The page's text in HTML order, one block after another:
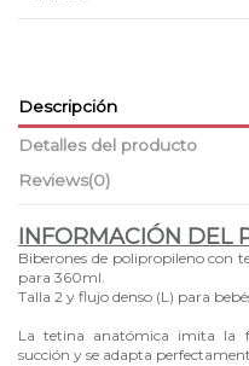
Descripción
Detalles del producto
Reviews(0)
INFORMACIÓN DEL
Biberones de polipropileno con
para 360ml.
Talla 2 y flujo denso (L) para
La tetina anatómica imita la
succión y se adapta